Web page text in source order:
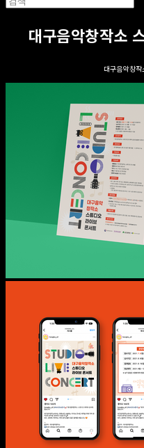
대구음악창작소
대구음악창